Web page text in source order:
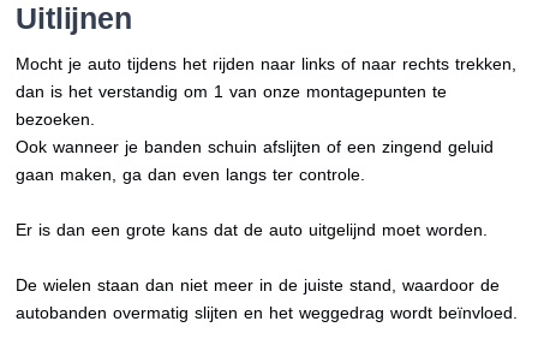
Uitlijnen
Mocht je auto tijdens het rijden naar links of naar rechts trekken,
dan is het verstandig om 1 van onze montagepunten te
bezoeken.
Ook wanneer je banden schuin afslijten of een zingend geluid
gaan maken, ga dan even langs ter controle.
Er is dan een grote kans dat de auto uitgelijnd moet worden.
De wielen staan dan niet meer in de juiste stand, waardoor de
autobanden overmatig slijten en het weggedrag wordt beïnvloed.